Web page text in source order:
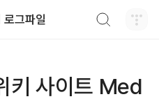
로그파일
키 사이트 Med